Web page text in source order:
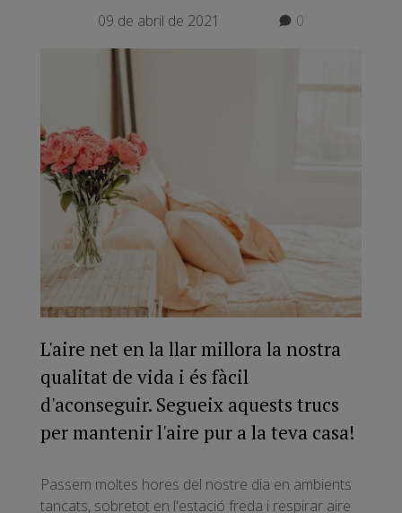
09 de abril de 2021 0
L'aire net en la llar millora la nostra
qualitat de vida i és fàcil
d'aconseguir. Segueix aquests trucs
per mantenir l'aire pur a la teva casa!
Passem moltes hores del nostre dia en ambients
tancats, sobretot en l'estació freda i respirar aire